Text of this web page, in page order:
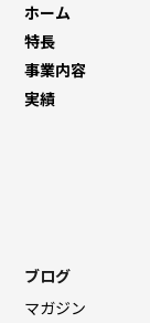
ホーム
特長
事業内容
実績
ブログ
マガジン